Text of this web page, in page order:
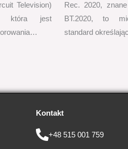
Television)
która jest
Rec. 2020,
BT.2020, to
standard
Kontakt
+48 515 001 759